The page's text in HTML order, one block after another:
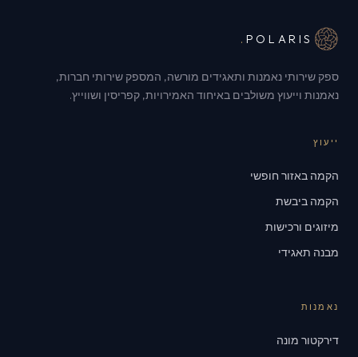
POLARIS
.
ספק שירותי נאמנות ותאגידים מורשה, המספק שירותי חברות,
נאמנות וייעוץ משולבים באיחוד האמירויות, קפריסין ושווייץ.
ייעוץ
הקמה באזור חופשי
הקמה ביבשת
מיזוגים ורכישות
מבנה תאגידי
נאמנות
דירקטור מונה